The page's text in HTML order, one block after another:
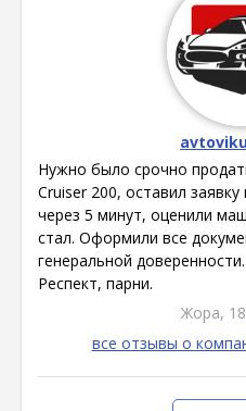
Нужно было срочно
Cruiser 200, оставил
через 5 минут, оценили
стал. Оформили все
генеральной
Респект, парни.
Жора,
все отзывы о